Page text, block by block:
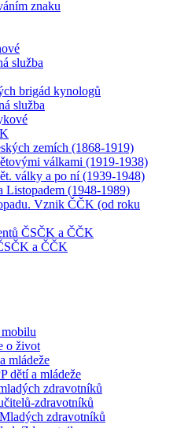
znaku
služba
brigád kynologů
služba
zemích (1868-1919)
válkami (1919-1938)
války a po ní (1939-1948)
Listopadem (1948-1989)
Vznik ČČK (od roku
ČSČK a ČČK
a ČČK
o život
mládeže
dětí a mládeže
zdravotníků
zdravotníků
zdravotníků